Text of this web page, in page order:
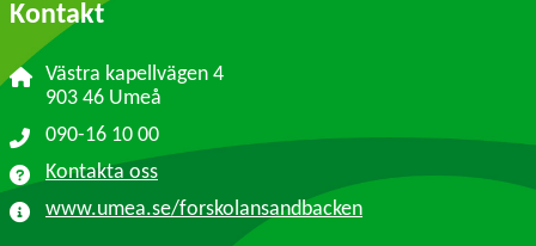
Kontakt
Västra kapellvägen 4
903 46 Umeå
090-16 10 00
Kontakta oss
www.umea.se/forskolansandbacken